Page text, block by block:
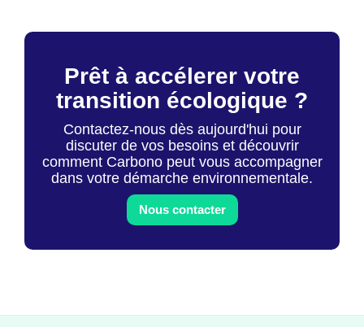
Prêt à accélerer votre
transition écologique ?
Contactez-nous dès aujourd'hui pour
discuter de vos besoins et découvrir
comment Carbono peut vous accompagner
dans votre démarche environnementale.
Nous contacter